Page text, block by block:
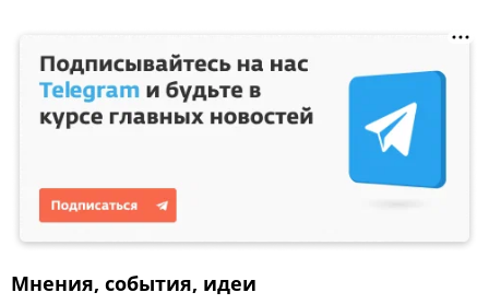
Мнения, события, идеи